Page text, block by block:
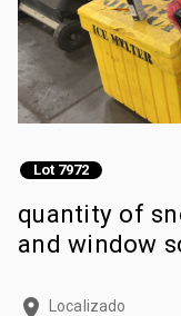
Lot 7972
quantity of
and window
Localizado